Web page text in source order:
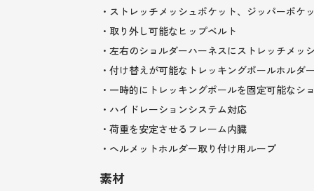
・ストレッチメッシュポケット、ジッパーポ
・取り外し可能なヒップベルト
・左右のショルダーハーネスにストレッチメッ
・付け替えが可能なトレッキングポールホルダ
・一時的にトレッキングポールを固定可能なシ
・ハイドレーションシステム対応
・荷重を安定させるフレーム内臓
・ヘルメットホルダー取り付け用ループ
素材